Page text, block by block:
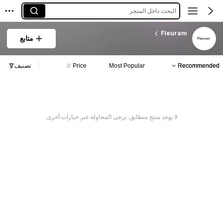
البحث داخل المتجر
Fleuram
متابع
Recommended
Most Popular
Price تصنيف
لا يوجد منتج متطابق. يرجى المحاولة عبر خيارات أخرى.